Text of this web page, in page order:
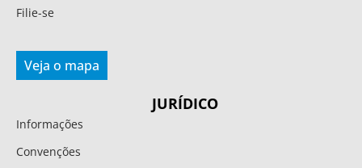
Filie-se
Veja o mapa
JURÍDICO
Informações
Convenções